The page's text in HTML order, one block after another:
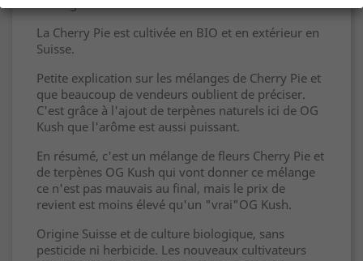
La Cherry Pie est cultivée en BIO et en extérieur en
Suisse.
Petite explication sur les mélanges de Cherry Pie et
que beaucoup de vendeurs oublient de préciser.
C'est grâce à l'ajout de terpènes naturels ici de OG
Kush que l'arôme est aussi puissant.
En résumé, c'est un mélange de fleurs Cherry Pie et
de terpènes OG Kush qui vont donner ce mélange
ce n'est pas mauvais au final, mais le prix de
revient est moins élevé qu'un "vrai"OG Kush.
Origine Suisse et de culture biologique, sans
pesticide ni herbicide. Les nouveaux cultivateurs